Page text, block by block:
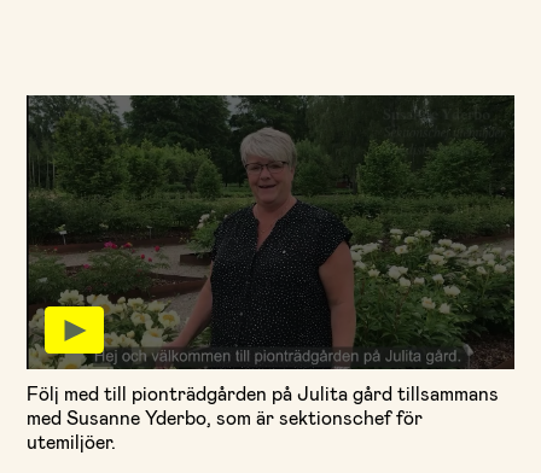
Tilllåt cookies så kan du se videon
Jag tillåter cookies
Följ med till pionträdgården på Julita gård tillsammans
med Susanne Yderbo, som är sektionschef för
utemiljöer.